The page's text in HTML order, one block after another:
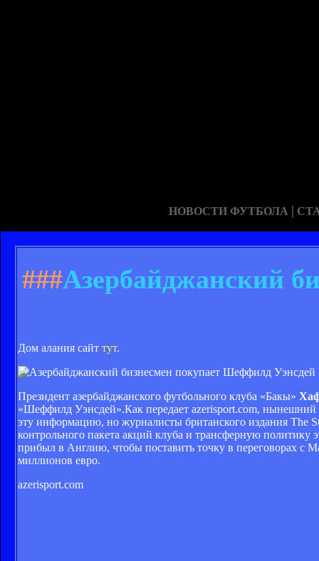
НОВОСТИ ФУТБОЛА |
###Азербайджанский
Дом алания сайт тут.
Президент азербайджанского футбольного клуба «Бакы»
«Шеффилд Уэнсдей».Как передает azerisport.com,
эту информацию, но журналисты британского издания The
контрольного пакета акций клуба и трансферную
прибыл в Англию, чтобы поставить точку в переговорах с
миллионов евро.
azerisport.com